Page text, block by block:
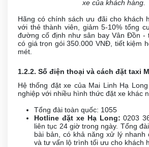
xe của khách hàng.
Hãng có chính sách ưu đãi cho khách
với thẻ thành viên, giảm 5-10% tổng
đường cố định như sân bay Vân Đồn -
có giá trọn gói 350.000 VNĐ, tiết kiệm
mét.
1.2.2. Số điện thoại và cách đặt taxi
Hệ thống đặt xe của Mai Linh Hạ
nghiệp với nhiều hình thức đặt xe khác
Tổng đài toàn quốc: 1055
Hotline đặt xe Hạ Long:0203
liên tục 24 giờ trong ngày. Tổng
bài bản, có khả năng xử lý nhanh
và tư vấn lộ trình tối ưu cho khách